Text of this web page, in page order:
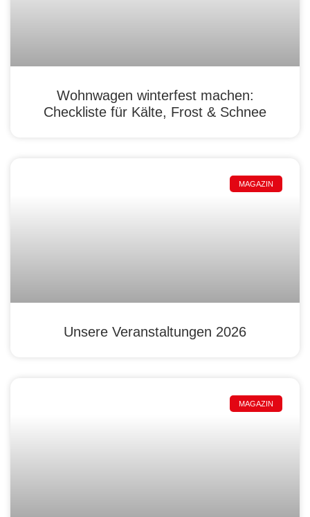
Wohnwagen winterfest machen:
Checkliste für Kälte, Frost & Schnee
MAGAZIN
Unsere Veranstaltungen 2026
MAGAZIN